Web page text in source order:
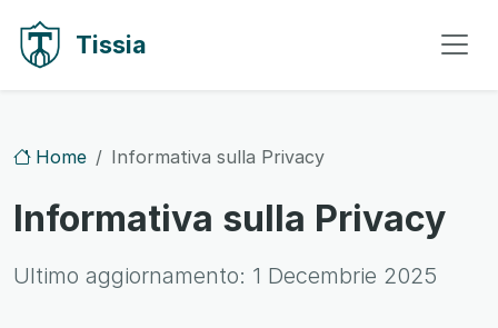
Tissia
Home Informativa sulla Privacy
Informativa sulla Privacy
Ultimo aggiornamento: 1 Decembrie 2025